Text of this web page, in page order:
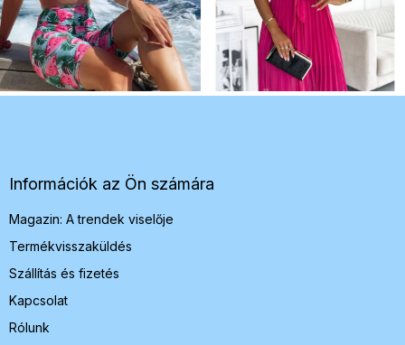
Információk az Ön számára
Magazin: A trendek viselője
Termékvisszaküldés
Szállítás és fizetés
Kapcsolat
Rólunk